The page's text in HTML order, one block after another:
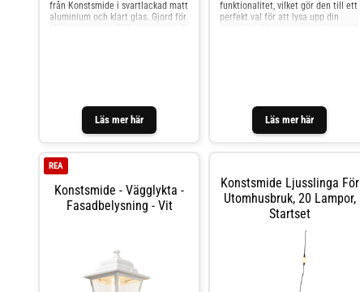
Läs mer här
från Konstsmide i svartlackad matt
aluminium och klart glas. Gjord för
Läs mer här
funktionalitet, vilket gör den till ett
perfekt val för att lysa upp din
till en långvarig investering i ditt
hem. Ge fasaden en tidlös
uppgradering som skapar en
Konstsmide - Vägglykta -
Fasadbelysning - Vit
REA
Konstsmide Ljusslinga För
Utomhusbruk, 20 Lampor,
Startset